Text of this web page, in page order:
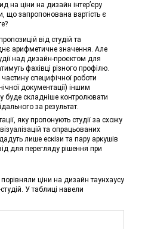
на ціни на дизайн інтер’єру
що запропонована вартість є
від студій та
арифметичне значення. Але
над дизайн-проєктом для
фахівці різного профілю.
специфічної роботи
документації) іншим
складніше контролювати
за результат.
яку пропонують студії за схожу
та опрацьованих
лише ескізи та пару аркушів
для перегляду рішення при
порівняли ціни на дизайн таунхаусу
У таблиці навели